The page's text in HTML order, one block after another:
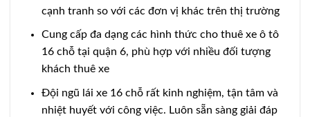
cạnh tranh so với các đơn vị khác trên thị trường
Cung cấp đa dạng các hình thức cho thuê xe ô tô
16 chỗ tại quận 6, phù hợp với nhiều đối tượng
khách thuê xe
Đội ngũ lái xe 16 chỗ rất kinh nghiệm, tận tâm và
nhiệt huyết với công việc. Luôn sẵn sàng giải đáp